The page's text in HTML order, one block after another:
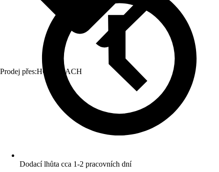
Prodej přes:HORNBACH
Dodací lhůta cca 1-2 pracovních dní